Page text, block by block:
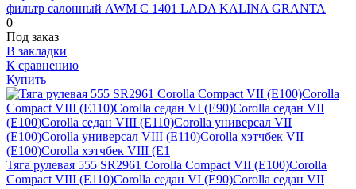
фильтр салонный AWM C 1401 LADA KALINA GRANTA
0
Под заказ
В закладки
К сравнению
Купить
Тяга рулевая 555 SR2961 Corolla Compact VII (E100)Corolla
Compact VIII (E110)Corolla седан VI (E90)Corolla седан VII